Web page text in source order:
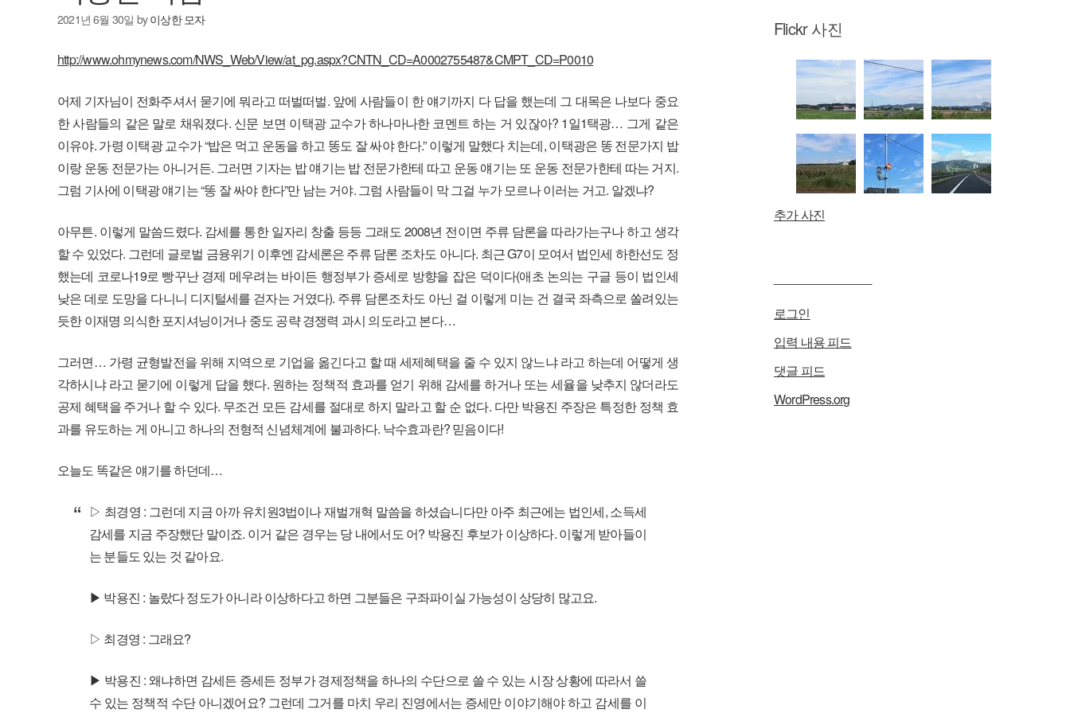
2021년 6월 30일 by이상한 모자
http://www.ohmynews.com/NWS_Web/View/at_pg.aspx?CNTN_CD=A0002755487&CMPT_CD=P0010
어제 기자님이 전화주셔서 묻기에 뭐라고 떠벌떠벌. 앞에 사람들이 한 얘기까지 다 답을 했는데 그 대목은 나보다 중요
한 사람들의 같은 말로 채워졌다. 신문 보면 이택광 교수가 하나마나한 코멘트 하는 거 있잖아? 1일1택광… 그게 같은
이유야. 가령 이택광 교수가 “밥은 먹고 운동을 하고 똥도 잘 싸야 한다.” 이렇게 말했다 치는데, 이택광은 똥 전문가지 밥
이랑 운동 전문가는 아니거든. 그러면 기자는 밥 얘기는 밥 전문가한테 따고 운동 얘기는 또 운동 전문가한테 따는 거지.
그럼 기사에 이택광 얘기는 “똥 잘 싸야 한다”만 남는 거야. 그럼 사람들이 막 그걸 누가 모르나 이러는 거고. 알겠냐?
아무튼. 이렇게 말씀드렸다. 감세를 통한 일자리 창출 등등 그래도 2008년 전이면 주류 담론을 따라가는구나 하고 생각
할 수 있었다. 그런데 글로벌 금융위기 이후엔 감세론은 주류 담론 조차도 아니다. 최근 G7이 모여서 법인세 하한선도 정
했는데 코로나19로 빵꾸난 경제 메우려는 바이든 행정부가 증세로 방향을 잡은 덕이다(애초 논의는 구글 등이 법인세
낮은 데로 도망을 다니니 디지털세를 걷자는 거였다). 주류 담론조차도 아닌 걸 이렇게 미는 건 결국 좌측으로 쏠려있는
듯한 이재명 의식한 포지셔닝이거나 중도 공략 경쟁력 과시 의도라고 본다…
그러면… 가령 균형발전을 위해 지역으로 기업을 옮긴다고 할 때 세제혜택을 줄 수 있지 않느냐 라고 하는데 어떻게 생
각하시냐 라고 묻기에 이렇게 답을 했다. 원하는 정책적 효과를 얻기 위해 감세를 하거나 또는 세율을 낮추지 않더라도
공제 혜택을 주거나 할 수 있다. 무조건 모든 감세를 절대로 하지 말라고 할 순 없다. 다만 박용진 주장은 특정한 정책 효
과를 유도하는 게 아니고 하나의 전형적 신념체계에 불과하다. 낙수효과란? 믿음이다!
오늘도 똑같은 얘기를 하던데…
▷ 최경영 : 그런데 지금 아까 유치원3법이나 재벌개혁 말씀을 하셨습니다만 아주 최근에는 법인세, 소득세
감세를 지금 주장했단 말이죠. 이거 같은 경우는 당 내에서도 어? 박용진 후보가 이상하다. 이렇게 받아들이
는 분들도 있는 것 같아요.
▶ 박용진 : 놀랐다 정도가 아니라 이상하다고 하면 그분들은 구좌파이실 가능성이 상당히 많고요.
▷ 최경영 : 그래요?
▶ 박용진 : 왜냐하면 감세든 증세든 정부가 경제정책을 하나의 수단으로 쓸 수 있는 시장 상황에 따라서 쓸
수 있는 정책적 수단 아니겠어요? 그런데 그거를 마치 우리 진영에서는 증세만 이야기해야 하고 감세를 이
Flickr 사진
추가 사진
로그인
입력 내용 피드
댓글 피드
WordPress.org